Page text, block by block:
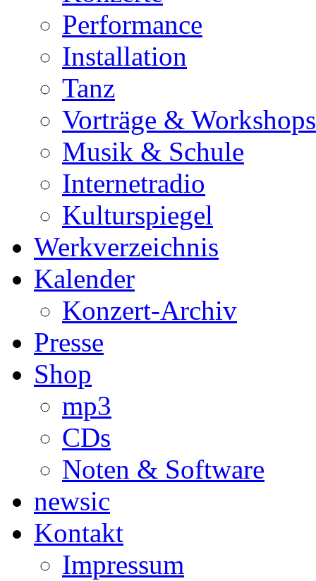
Performance
Installation
Tanz
Vorträge & Workshops
Musik & Schule
Internetradio
Kulturspiegel
Werkverzeichnis
Kalender
Konzert-Archiv
Presse
Shop
mp3
CDs
Noten & Software
newsic
Kontakt
Impressum